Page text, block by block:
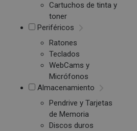
Cartuchos de tinta y
toner
Periféricos
Ratones
Teclados
WebCams y
Micrófonos
Almacenamiento
Pendrive y Tarjetas
de Memoria
Discos duros